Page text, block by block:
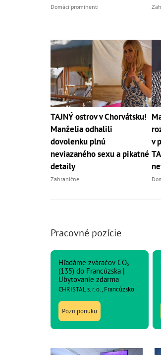
Domáci prominenti
TAJNÝ ostrov v Chorvátsku!
Manželia odhalili
dovolenku plnú
neviazaného sexu a pikatné
detaily
Zahraničné
v
Pracovné pozície
Hľadáme zváračov CO₂
(135) do Francúzska |
Ubytovanie zdarma
CHRISTAL s. r. o., Francúzsko
Pozri ponuku